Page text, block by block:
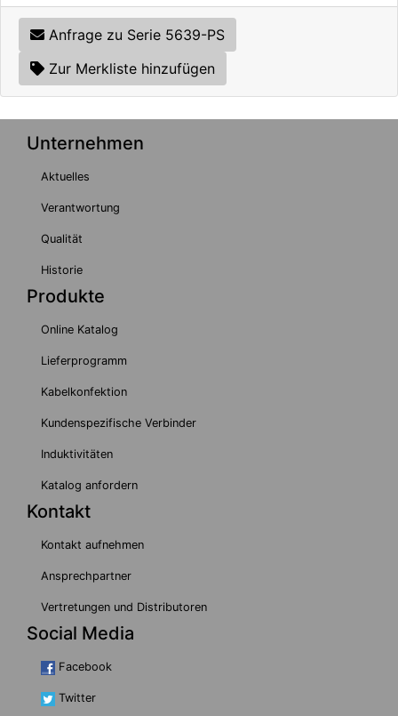
Anfrage zu Serie 5639-PS
Zur Merkliste hinzufügen
Unternehmen
Aktuelles
Verantwortung
Qualität
Historie
Produkte
Online Katalog
Lieferprogramm
Kabelkonfektion
Kundenspezifische Verbinder
Induktivitäten
Katalog anfordern
Kontakt
Kontakt aufnehmen
Ansprechpartner
Vertretungen und Distributoren
Social Media
Facebook
Twitter